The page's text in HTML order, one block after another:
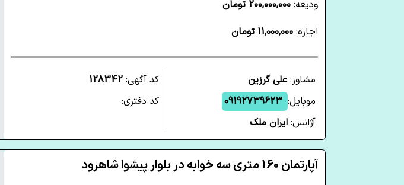
ودیعه: 200,000,000 تومان
اجاره: 11,000,000 تومان
مشاور: علی گرزین
موبایل: 09192739623
آژانس: ایران ملک
کد آگهی: 128342
کد دفتری:
آپارتمان 160 متری سه خوابه در بلوار پیشوا شاهرود